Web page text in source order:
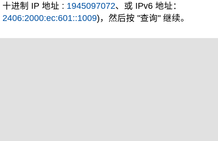
十进制 IP 地址 : 1945097072、或 IPv6 地址：
2406:2000:ec:601::1009)，然后按 "查询" 继续。